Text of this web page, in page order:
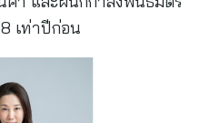
เท่าปีก่อน